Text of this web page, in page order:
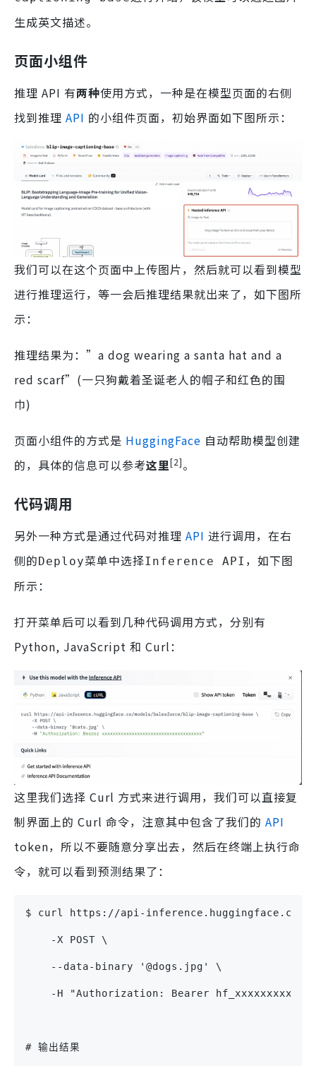
生成英文描述。
页面小组件
推理 API 有两种使用方式，一种是在模型页面的右侧
找到推理 API 的小组件页面，初始界面如下图所示：
我们可以在这个页面中上传图片，然后就可以看到模型
进行推理运行，等一会后推理结果就出来了，如下图所
示：
推理结果为：”a dog wearing a santa hat and a
red scarf”(一只狗戴着圣诞老人的帽子和红色的围
巾)
页面小组件的方式是 HuggingFace 自动帮助模型创建
的，具体的信息可以参考这里[2]。
代码调用
另外一种方式是通过代码对推理 API 进行调用，在右
侧的 Deploy菜单中选择Inference API ，如下图
所示：
打开菜单后可以看到几种代码调用方式，分别有
Python, JavaScript 和 Curl：
这里我们选择 Curl 方式来进行调用，我们可以直接复
制界面上的 Curl 命令，注意其中包含了我们的 API
token，所以不要随意分享出去，然后在终端上执行命
令，就可以看到预测结果了：
$ curl https://api-inference.huggingface.co/
    -X POST \
    --data-binary '@dogs.jpg' \
-H "Authorization: Bearer
# 输出结果